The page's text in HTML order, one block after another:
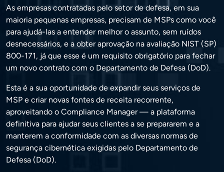
As empresas contratadas pelo setor de defesa, em sua
maioria pequenas empresas, precisam de MSPs como você
para ajudá-las a entender melhor o assunto, sem ruídos
desnecessários, e a obter aprovação na avaliação NIST (SP)
800-171, já que esse é um requisito obrigatório para fechar
um novo contrato com o Departamento de Defesa (DoD).
Esta é a sua oportunidade de expandir seus serviços de
MSP e criar novas fontes de receita recorrente,
aproveitando o Compliance Manager — a plataforma
definitiva para ajudar seus clientes a se prepararem e a
manterem a conformidade com as diversas normas de
segurança cibernética exigidas pelo Departamento de
Defesa (DoD).